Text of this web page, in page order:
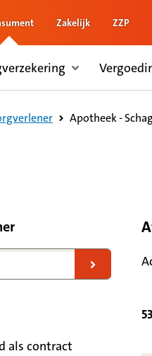
Zakelijk ZZP
Apotheek -
als contract